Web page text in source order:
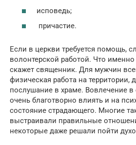
исповедь;
причастие.
Если в церкви требуется помощь,
волонтерской работой. Что
скажет священник. Для мужчин
физическая работа на
послушание в храме. Вовлечение в
очень благотворно влиять и на
состояние страдающего. Многие
выстраивали правильные
некоторые даже решали пойти